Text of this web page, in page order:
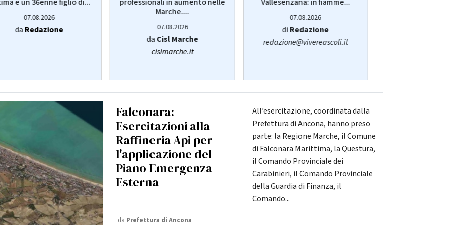
07.08.2026
daRedazione
Marche....
07.08.2026
daCisl Marche
cislmarche.it
07.08.2026
diRedazione
redazione@vivereascoli.it
Falconara:
Esercitazioni alla
Raffineria Api per
l'applicazione del
Piano Emergenza
Esterna
da Prefettura di Ancona
All’esercitazione, coordinata dalla
Prefettura di Ancona, hanno preso
parte: la Regione Marche, il Comune
di Falconara Marittima, la Questura,
il Comando Provinciale dei
Carabinieri, il Comando Provinciale
della Guardia di Finanza, il
Comando...